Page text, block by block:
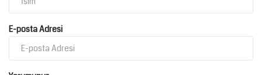
E-posta Adresi